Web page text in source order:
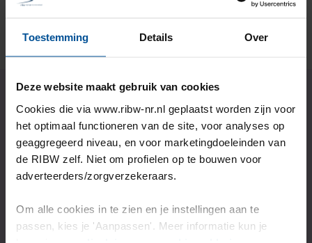
Toestemming Details Over
Deze website maakt gebruik van cookies
Cookies die via www.ribw-nr.nl geplaatst worden zijn voor
het optimaal functioneren van de site, voor analyses op
geaggregeerd niveau, en voor marketingdoeleinden van
de RIBW zelf. Niet om profielen op te bouwen voor
adverteerders/zorgverzekeraars.
Om alle cookies in te zien en je instellingen aan te
passen, kies je 'Aanpassen'. Meer informatie kun je
Lees het verhaal
Wil jij ook onze
ondersteuning?
Kijk dan op de aanmeldpagina welke stappen je kan